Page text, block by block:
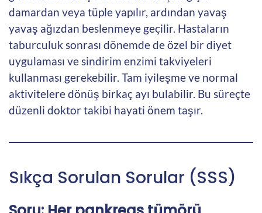
damardan veya tüple yapılır, ardından yavaş
yavaş ağızdan beslenmeye geçilir. Hastaların
taburculuk sonrası dönemde de özel bir diyet
uygulaması ve sindirim enzimi takviyeleri
kullanması gerekebilir. Tam iyileşme ve normal
aktivitelere dönüş birkaç ayı bulabilir. Bu süreçte
düzenli doktor takibi hayati önem taşır.
Sıkça Sorulan Sorular (SSS)